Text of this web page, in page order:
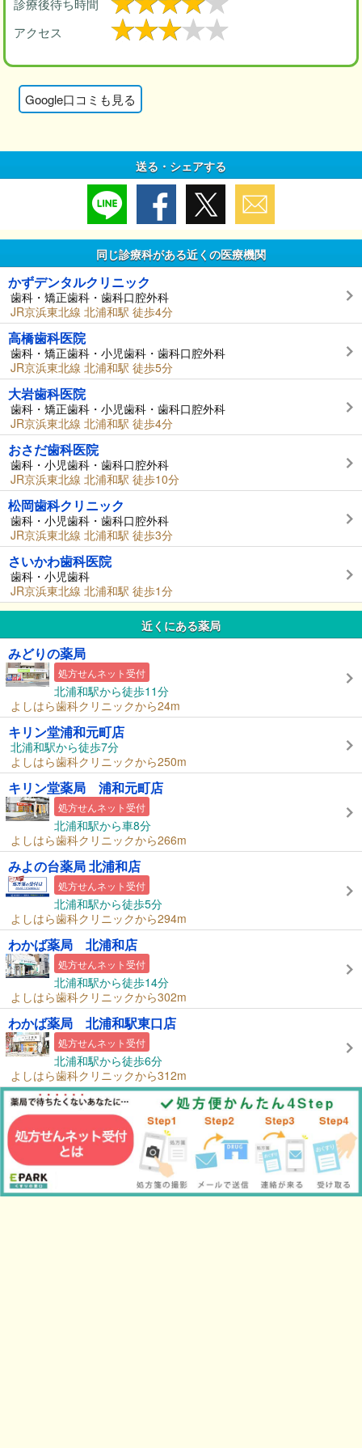
診療後待ち時間
アクセス
Google口コミも見る
送る・シェアする
同じ診療科がある近くの医療機関
かずデンタルクリニック
歯科・矯正歯科・歯科口腔外科
JR京浜東北線 北浦和駅 徒歩4分
高橋歯科医院
歯科・矯正歯科・小児歯科・歯科口腔外科
JR京浜東北線 北浦和駅 徒歩5分
大岩歯科医院
歯科・矯正歯科・小児歯科・歯科口腔外科
JR京浜東北線 北浦和駅 徒歩4分
おさだ歯科医院
歯科・小児歯科・歯科口腔外科
JR京浜東北線 北浦和駅 徒歩10分
松岡歯科クリニック
歯科・小児歯科・歯科口腔外科
JR京浜東北線 北浦和駅 徒歩3分
さいかわ歯科医院
歯科・小児歯科
JR京浜東北線 北浦和駅 徒歩1分
近くにある薬局
みどりの薬局
処方せんネット受付
北浦和駅から徒歩11分
よしはら歯科クリニックから24m
キリン堂浦和元町店
北浦和駅から徒歩7分
よしはら歯科クリニックから250m
キリン堂薬局 浦和元町店
処方せんネット受付
北浦和駅から車8分
よしはら歯科クリニックから266m
みよの台薬局 北浦和店
処方せんネット受付
北浦和駅から徒歩5分
よしはら歯科クリニックから294m
わかば薬局 北浦和店
処方せんネット受付
北浦和駅から徒歩14分
よしはら歯科クリニックから302m
わかば薬局 北浦和駅東口店
処方せんネット受付
北浦和駅から徒歩6分
よしはら歯科クリニックから312m